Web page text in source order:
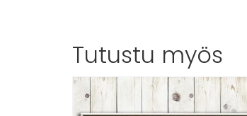
Tutustu myös